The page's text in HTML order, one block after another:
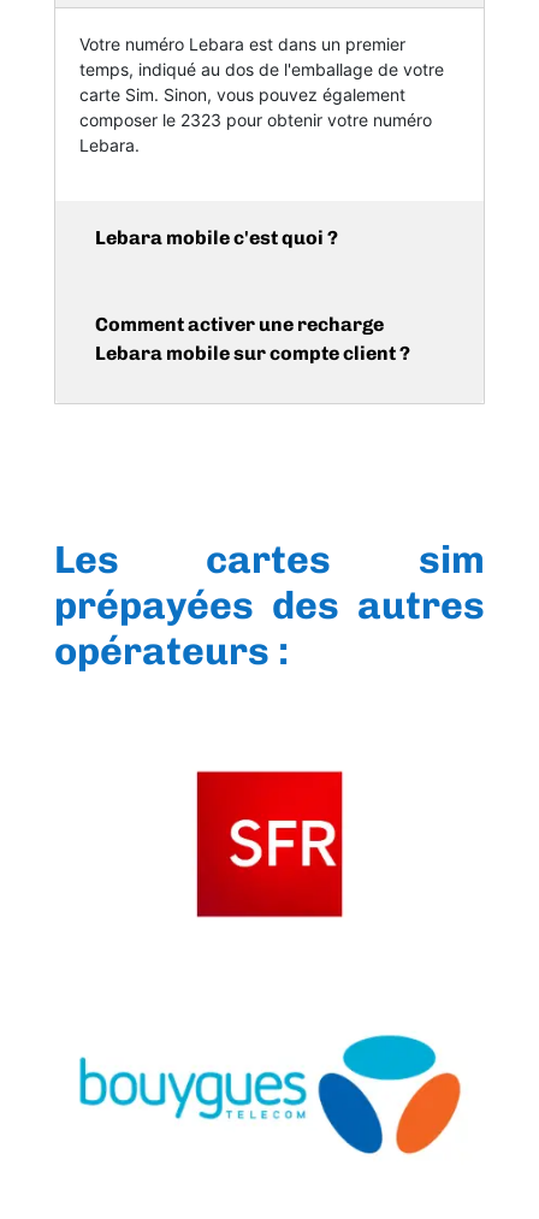
Votre numéro Lebara est dans un premier
temps, indiqué au dos de l'emballage de votre
carte Sim. Sinon, vous pouvez également
composer le 2323 pour obtenir votre numéro
Lebara.
Lebara mobile c'est quoi ?
Comment activer une recharge
Lebara mobile sur compte client ?
Les cartes sim
prépayées des autres
opérateurs :